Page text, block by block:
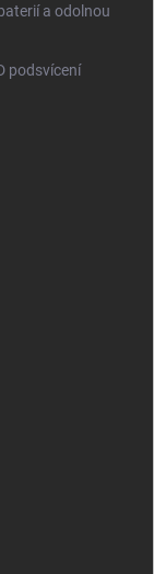
a odolnou
podsvícení